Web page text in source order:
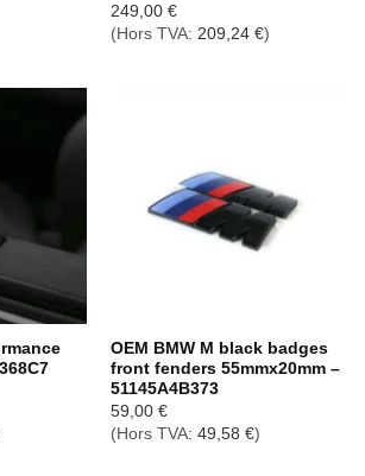
249,00 €
(Hors TVA: 209,24 €)
OEM BMW M black badges
front fenders 55mmx20mm –
51145A4B373
59,00 €
(Hors TVA: 49,58 €)